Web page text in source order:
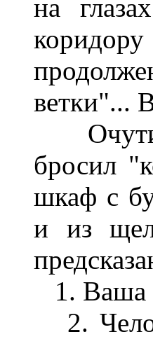
на
ветки"...
бросил
шкаф с
и из
1. Ваша
2.